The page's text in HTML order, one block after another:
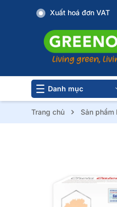
Xuất hoá đơn VAT
Danh mục
Trang chủ Sản phẩm